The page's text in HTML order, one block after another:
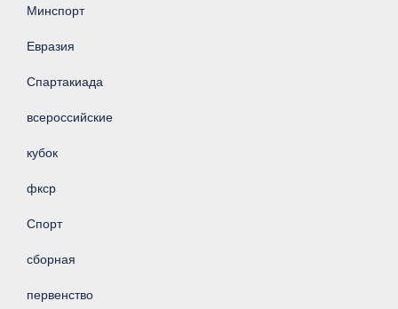
Минспорт
Евразия
Спартакиада
всероссийские
кубок
фкср
Спорт
сборная
первенство